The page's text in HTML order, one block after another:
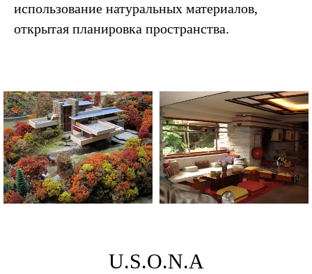
использование натуральных материалов,
открытая планировка пространства.
U.S.O.N.A